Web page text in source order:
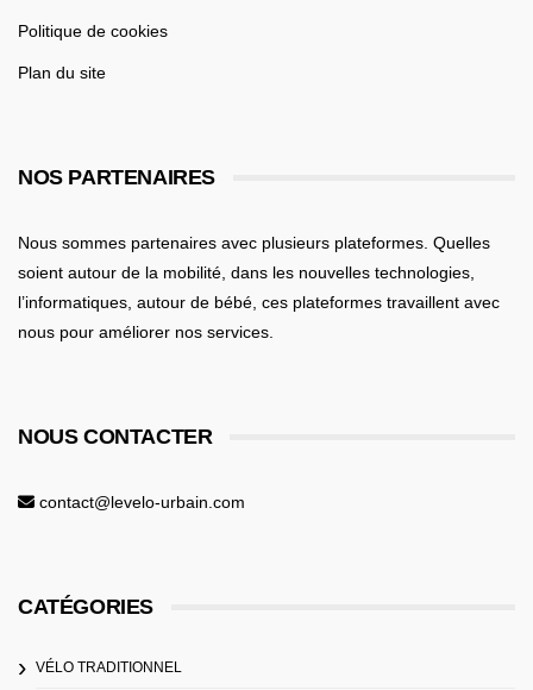
Politique de cookies
Plan du site
NOS PARTENAIRES
Nous sommes partenaires avec plusieurs plateformes. Quelles
soient autour de la mobilité , dans les nouvelles technologies,
l’informatiques, autour de bébé , ces plateformes travaillent avec
nous pour améliorer nos services.
NOUS CONTACTER
contact@levelo-urbain.com
CATÉGORIES
VÉLO TRADITIONNEL